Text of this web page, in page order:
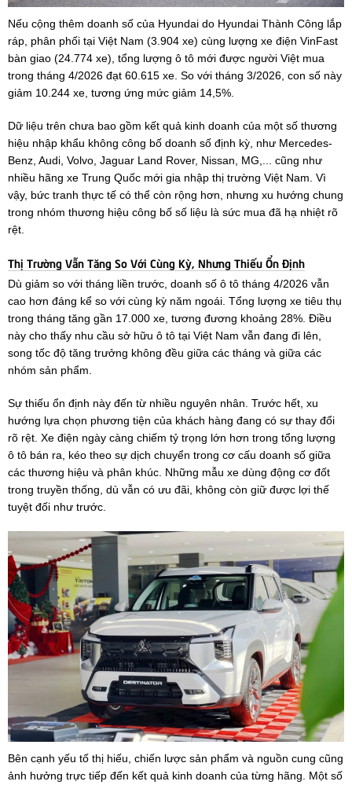
Nếu cộng thêm doanh số của Hyundai do Hyundai Thành Công lắp
ráp, phân phối tại Việt Nam (3.904 xe) cùng lượng xe điện VinFast
bàn giao (24.774 xe), tổng lượng ô tô mới được người Việt mua
trong tháng 4/2026 đạt 60.615 xe. So với tháng 3/2026, con số này
giảm 10.244 xe, tương ứng mức giảm 14,5%.
Dữ liệu trên chưa bao gồm kết quả kinh doanh của một số thương
hiệu nhập khẩu không công bố doanh số định kỳ, như Mercedes-
Benz, Audi, Volvo, Jaguar Land Rover, Nissan, MG,... cũng như
nhiều hãng xe Trung Quốc mới gia nhập thị trường Việt Nam. Vì
vậy, bức tranh thực tế có thể còn rộng hơn, nhưng xu hướng chung
trong nhóm thương hiệu công bố số liệu là sức mua đã hạ nhiệt rõ
rệt.
Thị Trường Vẫn Tăng So Với Cùng Kỳ, Nhưng Thiếu Ổn Định
Dù giảm so với tháng liền trước, doanh số ô tô tháng 4/2026 vẫn
cao hơn đáng kể so với cùng kỳ năm ngoái. Tổng lượng xe tiêu thụ
trong tháng tăng gần 17.000 xe, tương đương khoảng 28%. Điều
này cho thấy nhu cầu sở hữu ô tô tại Việt Nam vẫn đang đi lên,
song tốc độ tăng trưởng không đều giữa các tháng và giữa các
nhóm sản phẩm.
Sự thiếu ổn định này đến từ nhiều nguyên nhân. Trước hết, xu
hướng lựa chọn phương tiện của khách hàng đang có sự thay đổi
rõ rệt. Xe điện ngày càng chiếm tỷ trọng lớn hơn trong tổng lượng
ô tô bán ra, kéo theo sự dịch chuyển trong cơ cấu doanh số giữa
các thương hiệu và phân khúc. Những mẫu xe dùng động cơ đốt
trong truyền thống, dù vẫn có ưu đãi, không còn giữ được lợi thế
tuyệt đối như trước.
Bên cạnh yếu tố thị hiếu, chiến lược sản phẩm và nguồn cung cũng
ảnh hưởng trực tiếp đến kết quả kinh doanh của từng hãng. Một số